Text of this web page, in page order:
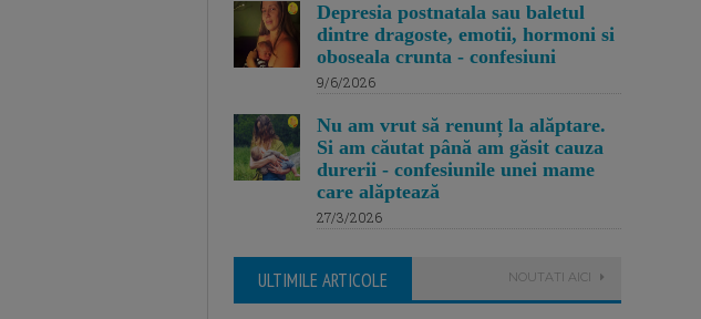
Depresia postnatala sau baletul
dintre dragoste, emotii, hormoni si
oboseala crunta - confesiuni
9/6/2026
Nu am vrut să renunț la alăptare.
Si am căutat până am găsit cauza
durerii - confesiunile unei mame
care alăptează
27/3/2026
ULTIMILE ARTICOLE NOUTATI AICI